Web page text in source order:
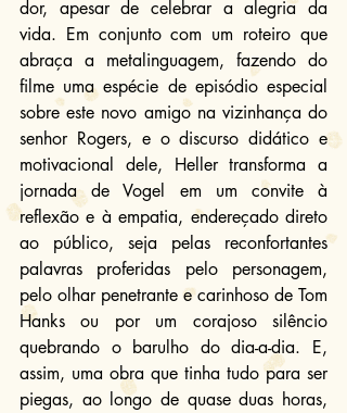
dor, apesar de celebrar a alegria da
vida. Em conjunto com um roteiro que
abraça a metalinguagem, fazendo do
filme uma espécie de episódio especial
sobre este novo amigo na vizinhança do
senhor Rogers, e o discurso didático e
motivacional dele, Heller transforma a
jornada de Vogel em um convite à
reflexão e à empatia, endereçado direto
ao público, seja pelas reconfortantes
palavras proferidas pelo personagem,
pelo olhar penetrante e carinhoso de Tom
Hanks ou por um corajoso silêncio
quebrando o barulho do dia-a-dia. E,
assim, uma obra que tinha tudo para ser
piegas, ao longo de quase duas horas,